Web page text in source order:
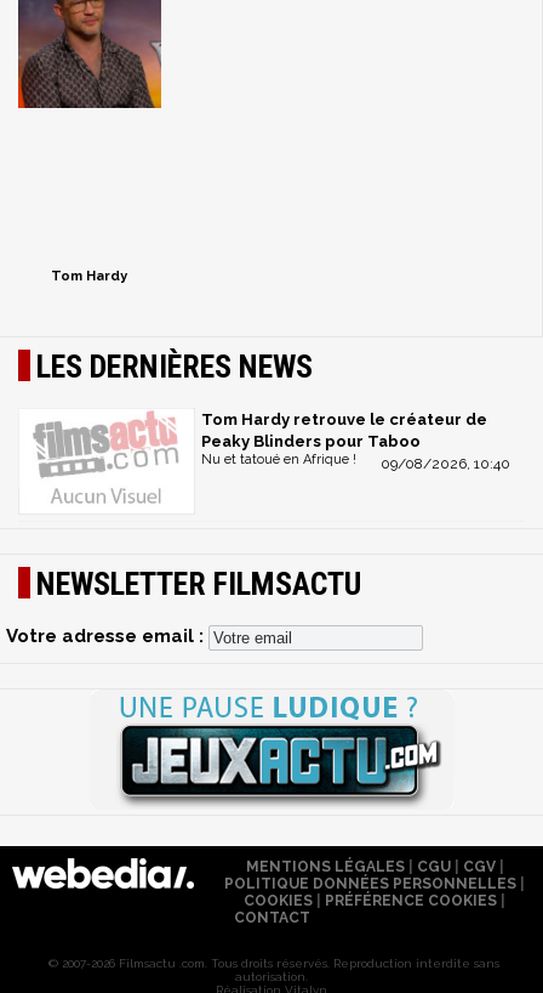
Tom Hardy
LES DERNIÈRES NEWS
Tom Hardy retrouve le créateur de
Peaky Blinders pour Taboo
09/08/2026, 10:40
Nu et tatoué en Afrique !
NEWSLETTER FILMSACTU
Votre adresse email :
MENTIONS LÉGALES| CGU| CGV|
POLITIQUE DONNÉES PERSONNELLES
COOKIES
PRÉFÉRENCE COOKIES
CONTACT
© 2007-2026 Filmsactu .com. Tous droits réservés. Reproduction interdite sans
autorisation.
Réalisation Vitalyn